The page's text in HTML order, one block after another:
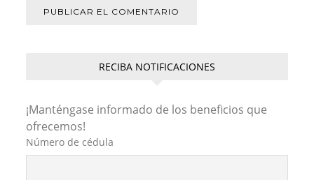
RECIBA NOTIFICACIONES
¡Manténgase informado de los beneficios que
ofrecemos!
Número de cédula